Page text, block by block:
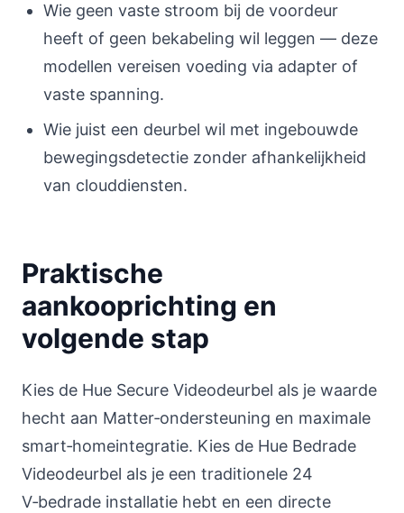
Wie geen vaste stroom bij de voordeur
heeft of geen bekabeling wil leggen — deze
modellen vereisen voeding via adapter of
vaste spanning.
Wie juist een deurbel wil met ingebouwde
bewegingsdetectie zonder afhankelijkheid
van clouddiensten.
Praktische
aankooprichting en
volgende stap
Kies de Hue Secure Videodeurbel als je waarde
hecht aan Matter‑ondersteuning en maximale
smart‑homeintegratie. Kies de Hue Bedrade
Videodeurbel als je een traditionele 24
V‑bedrade installatie hebt en een directe